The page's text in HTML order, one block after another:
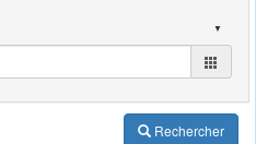
Rechercher